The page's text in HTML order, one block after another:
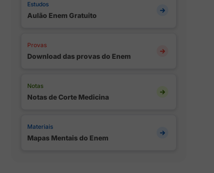
Estudos
Aulão Enem Gratuito
Provas
Download das provas do Enem
Notas
Notas de Corte Medicina
Materiais
Mapas Mentais do Enem